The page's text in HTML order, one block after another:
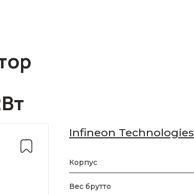
Infineon Technologies
Корпус
Вес брутто